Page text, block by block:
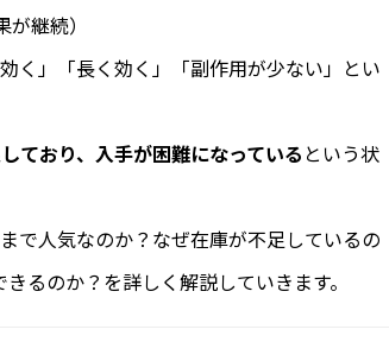
が継続）
く」「長く効く」「副作用が少ない」とい
ており、入手が困難になっている という状
で人気なのか？なぜ在庫が不足しているの
るのか？を詳しく解説していきます。